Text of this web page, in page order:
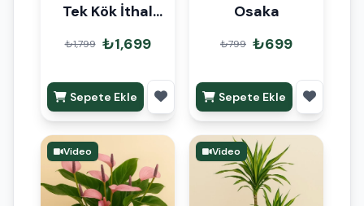
Tek Kök İthal
70cm
₺1,799 ₺1,699
Sepete Ekle
Osaka
₺799 ₺699
Sepete Ekle
Video Video